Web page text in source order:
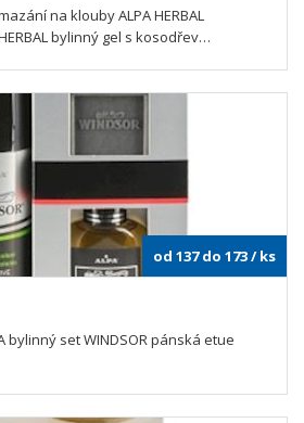
na klouby ALPA HERBAL
bylinný gel s kosodřev…
od 137 do 173/ ks
bylinný set WINDSOR pánská etue